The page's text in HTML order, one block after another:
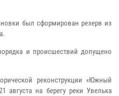
был сформирован резерв из
и происшествий допущено
реконструкции «Южный
августа на берегу реки Увелька